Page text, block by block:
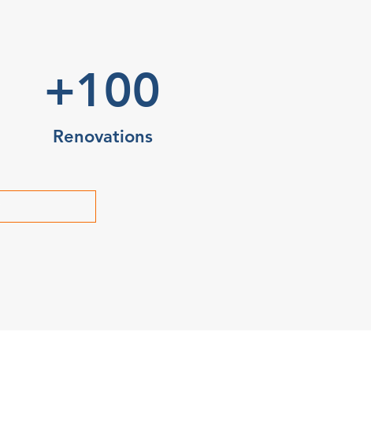
+100
Renovations